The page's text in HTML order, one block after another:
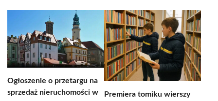
Ogłoszenie o przetargu na
sprzedaż nieruchomości w
Premiera tomiku wierszy